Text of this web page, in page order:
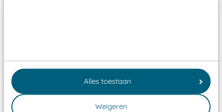
Alles toestaan
Weigeren